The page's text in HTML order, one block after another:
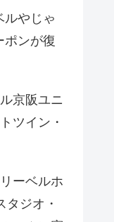
ルやじゃ
ポンが復
京阪ユニ
ツイン・
ーベルホ
タジオ・